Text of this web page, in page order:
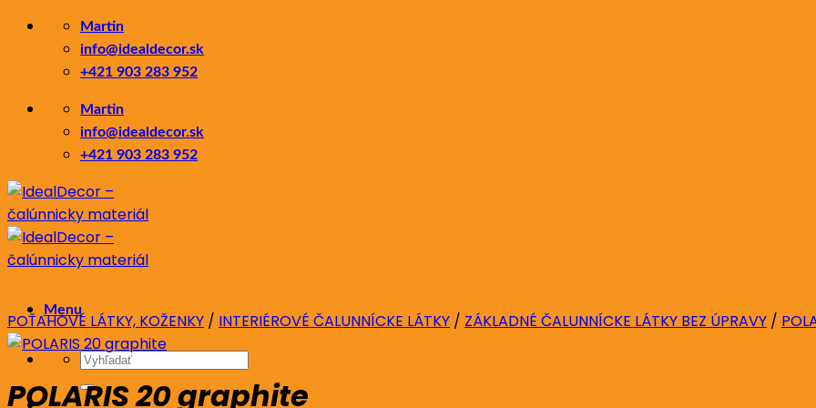
Skip
content
Martin
info@idealdecor.sk
+421 903 283 952
Martin
info@idealdecor.sk
+421 903 283 952
Menu
Hľadať:
POŤAHOVÉ LÁTKY, KOŽENKY / INTERIÉROVÉ ČALUNNÍCKE LÁTKY / ZÁKLADNÉ ČALUNNÍCKE LÁTKY BEZ ÚPRAVY /
POLARIS 20 graphite